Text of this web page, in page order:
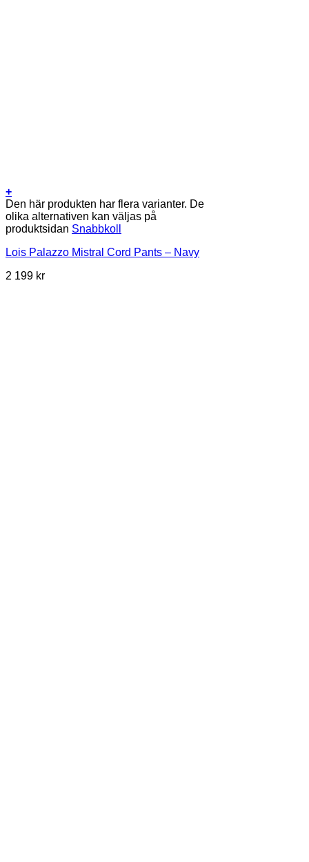
+
Den här produkten har flera varianter. De
olika alternativen kan väljas på
produktsidan Snabbkoll
Lois Palazzo Mistral Cord Pants – Navy
2 199 kr